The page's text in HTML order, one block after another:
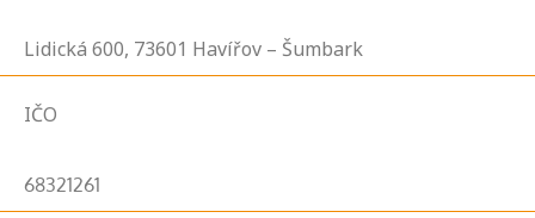
Lidická 600, 73601 Havířov – Šumbark
IČO
68321261